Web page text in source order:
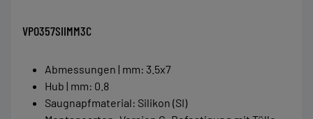
VPO357SIIMM3C
Abmessungen | mm: 3.5x7
Hub | mm: 0.8
Saugnapfmaterial: Silikon (SI)